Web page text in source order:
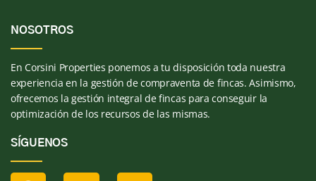
NOSOTROS
En Corsini Properties ponemos a tu disposición toda nuestra
experiencia en la gestión de compraventa de fincas. Asimismo,
ofrecemos la gestión integral de fincas para conseguir la
optimización de los recursos de las mismas.
SÍGUENOS